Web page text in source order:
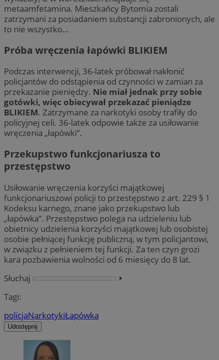
metaamfetamina. Mieszkańcy Bytomia zostali
zatrzymani za posiadaniem substancji zabronionych, ale
to nie wszystko…
Próba wręczenia łapówki BLIKIEM
Podczas interwencji, 36-latek próbował nakłonić
policjantów do odstąpienia od czynności w zamian za
przekazanie pieniędzy. Nie miał jednak przy sobie
gotówki, więc obiecywał przekazać pieniądze
BLIKIEM. Zatrzymane za narkotyki osoby trafiły do
policyjnej celi. 36-latek odpowie także za usiłowanie
wręczenia „łapówki”.
Przekupstwo funkcjonariusza to
przestępstwo
Usiłowanie wręczenia korzyści majątkowej
funkcjonariuszowi policji to przestępstwo z art. 229 § 1
Kodeksu karnego, znane jako przekupstwo lub
„łapówka”. Przestępstwo polega na udzieleniu lub
obietnicy udzielenia korzyści majątkowej lub osobistej
osobie pełniącej funkcję publiczną, w tym policjantowi,
w związku z pełnieniem tej funkcji. Za ten czyn grozi
kara pozbawienia wolności od 6 miesięcy do 8 lat.
Słuchaj
⏵︎
Tagi:
policjaNarkotykiŁapówka
Udostępnij